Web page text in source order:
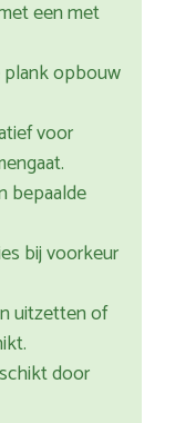
een met
plank opbouw
voor
bepaalde
bij voorkeur
uitzetten of
door